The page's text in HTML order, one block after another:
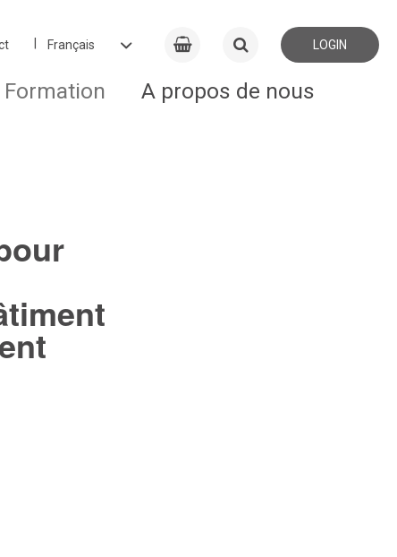
LOGIN
Formation A propos de nous